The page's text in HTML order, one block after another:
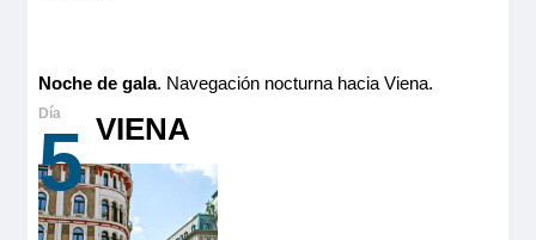
Noche de gala. Navegación nocturna hacia Viena.
5 VIENA